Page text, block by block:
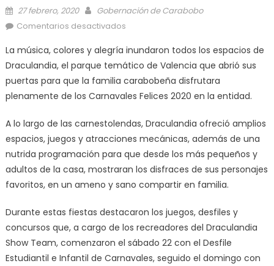
Posted on
27 febrero, 2020 Author
Gobernación de Carabobo
Comentarios desactivados
Draculandia
La música, colores y alegría inundaron todos los espacios de
Draculandia, el parque temático de Valencia que abrió sus
puertas para que la familia carabobeña disfrutara
plenamente de los Carnavales Felices 2020 en la entidad.
A lo largo de las carnestolendas, Draculandia ofreció amplios
espacios, juegos y atracciones mecánicas, además de una
nutrida programación para que desde los más pequeños y
adultos de la casa, mostraran los disfraces de sus personajes
favoritos, en un ameno y sano compartir en familia.
Durante estas fiestas destacaron los juegos, desfiles y
concursos que, a cargo de los recreadores del Draculandia
Show Team, comenzaron el sábado 22 con el Desfile
Estudiantil e Infantil de Carnavales, seguido el domingo con